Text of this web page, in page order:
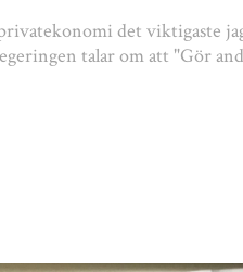
det viktigaste
talar om att "Gör